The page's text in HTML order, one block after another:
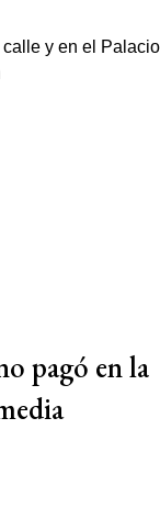
pagó en la